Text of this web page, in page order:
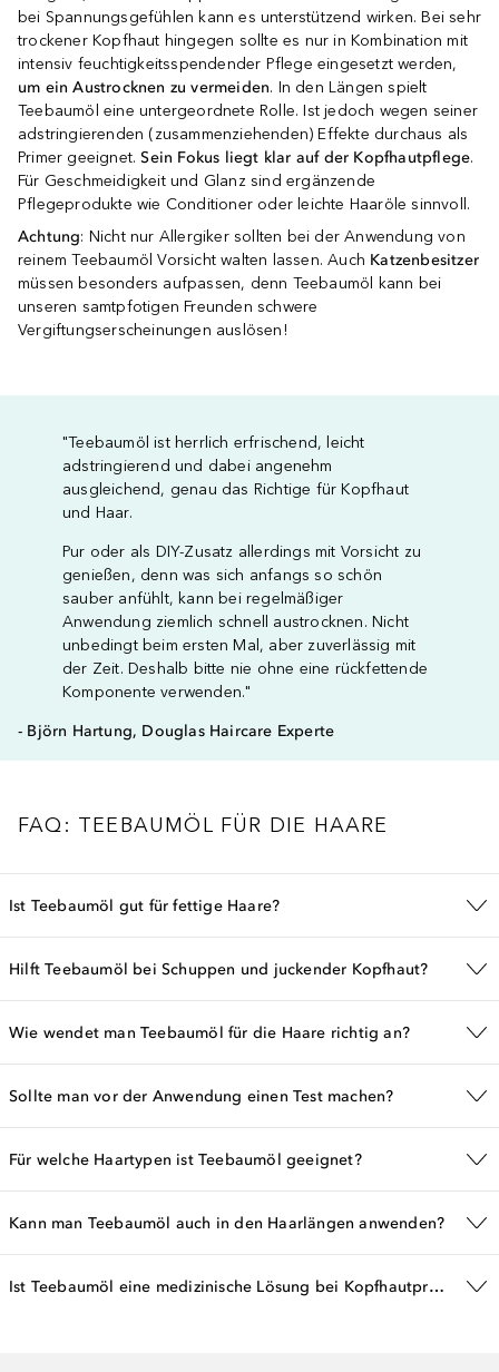
bei Spannungsgefühlen kann es unterstützend wirken. Bei sehr
trockener Kopfhaut hingegen sollte es nur in Kombination mit
intensiv feuchtigkeitsspendender Pflege eingesetzt werden,
um ein Austrocknen zu vermeiden. In den Längen spielt
Teebaumöl eine untergeordnete Rolle. Ist jedoch wegen seiner
adstringierenden (zusammenziehenden) Effekte durchaus als
Primer geeignet.Sein Fokus liegt klar auf der Kopfhautpflege.
Für Geschmeidigkeit und Glanz sind ergänzende
Pflegeprodukte wie Conditioner oder leichte Haaröle sinnvoll.
Achtung: Nicht nur Allergiker sollten bei der Anwendung von
reinem Teebaumöl Vorsicht walten lassen. Auch Katzenbesitzer
müssen besonders aufpassen, denn Teebaumöl kann bei
unseren samtpfotigen Freunden schwere
Vergiftungserscheinungen auslösen!
"Teebaumöl ist herrlich erfrischend, leicht
adstringierend und dabei angenehm
ausgleichend, genau das Richtige für Kopfhaut
und Haar.
Pur oder als DIY-Zusatz allerdings mit Vorsicht zu
genießen, denn was sich anfangs so schön
sauber anfühlt, kann bei regelmäßiger
Anwendung ziemlich schnell austrocknen. Nicht
unbedingt beim ersten Mal, aber zuverlässig mit
der Zeit. Deshalb bitte nie ohne eine rückfettende
Komponente verwenden."
- Björn Hartung, Douglas Haircare Experte
FAQ: TEEBAUMÖL FÜR DIE HAARE
Ist Teebaumöl gut für fettige Haare?
Hilft Teebaumöl bei Schuppen und juckender Kopfhaut?
Wie wendet man Teebaumöl für die Haare richtig an?
Sollte man vor der Anwendung einen Test machen?
Für welche Haartypen ist Teebaumöl geeignet?
Kann man Teebaumöl auch in den Haarlängen anwenden?
Ist Teebaumöl eine medizinische Lösung bei Kopfhautproblemen?